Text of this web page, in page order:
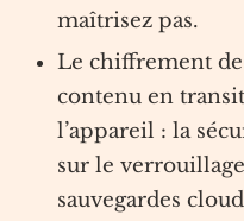
maîtrisez pas.
Le chiffrement
contenu en
l’appareil : la
sur le
sauvegardes